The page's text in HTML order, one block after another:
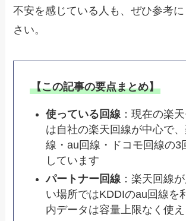
不安を感じている人も、ぜひ参考
さい。
【この記事の要点まとめ】
使っている回線 ：現在の楽
は自社の楽天回線が中心で
線・au回線・ドコモ回線の3
しています
パートナー回線 ：楽天回線
い場所ではKDDIのau回線を
内データは容量上限なく使